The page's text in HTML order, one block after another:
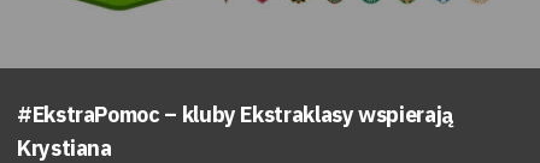
#EkstraPomoc – kluby Ekstraklasy wspierają
Krystiana